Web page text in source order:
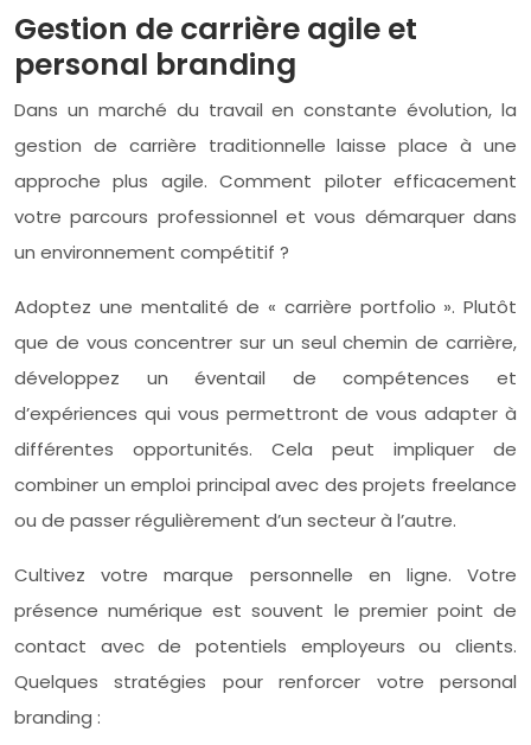
Gestion de carrière agile et
personal branding
Dans un marché du travail en constante évolution, la
gestion de carrière traditionnelle laisse place à une
approche plus agile. Comment piloter efficacement
votre parcours professionnel et vous démarquer dans
un environnement compétitif ?
Adoptez une mentalité de « carrière portfolio ». Plutôt
que de vous concentrer sur un seul chemin de carrière,
développez un éventail de compétences et
d’expériences qui vous permettront de vous adapter à
différentes opportunités. Cela peut impliquer de
combiner un emploi principal avec des projets freelance
ou de passer régulièrement d’un secteur à l’autre.
Cultivez votre marque personnelle en ligne. Votre
présence numérique est souvent le premier point de
contact avec de potentiels employeurs ou clients.
Quelques stratégies pour renforcer votre personal
branding :